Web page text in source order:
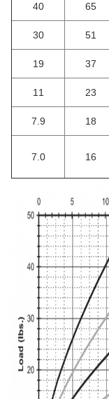
65
40
51
30
37
19
23
11
18
7.9
16
7.0